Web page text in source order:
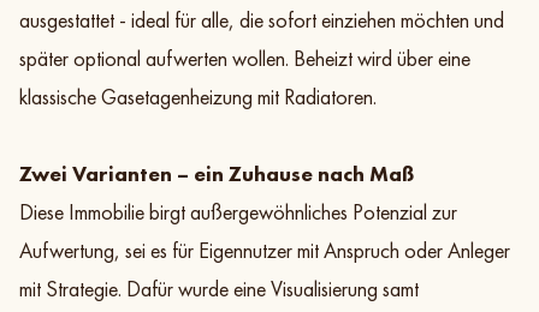
ausgestattet - ideal für alle, die sofort einziehen möchten und
später optional aufwerten wollen. Beheizt wird über eine
klassische Gasetagenheizung mit Radiatoren.
Zwei Varianten – ein Zuhause nach Maß
Diese Immobilie birgt außergewöhnliches Potenzial zur
Aufwertung, sei es für Eigennutzer mit Anspruch oder Anleger
mit Strategie. Dafür wurde eine Visualisierung samt